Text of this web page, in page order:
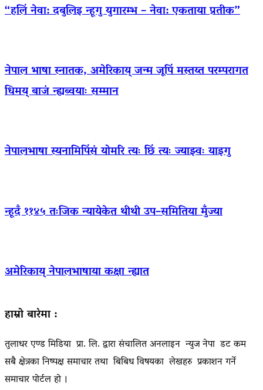
“हलिं नेवा: दबुलिइ न्हूगु युगारम्भ – नेवा: एकताया प्रतीक”
नेपाल भाषा स्नातक, अमेरिकाय् जन्म जूपिं मस्तय्त परम्परागत
धिमय् बाजं न्ह्यब्वयाः सम्मान
नेपालभाषा स्यनामिपिंसं योमरि त्यः छिं त्यः ज्याझ्वः याइगु
न्हूदँ ११४५ तःजिक न्यायेकेत थीथी उप–समितिया मुँज्या
अमेरिकाय् नेपालभाषाया कक्षा न्ह्यात
हाम्रो बारेमा :
तुलाधर एण्ड मिडिया प्रा. लि. द्वारा संचालित अनलाइन न्युज नेपा डट कम
सबै क्षेत्रका निष्पक्ष समाचार तथा बिबिध विषयका लेखहरु प्रकाशन गर्ने
समाचार पोर्टल हो ।